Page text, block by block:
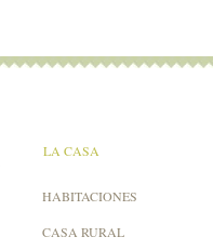
LA CASA
HABITACIONES
CASA RURAL